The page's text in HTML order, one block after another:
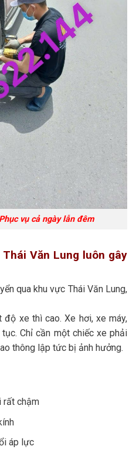
vụ cả ngày lẫn đêm
Văn Lung luôn gây
qua khu vực Thái Văn Lung,
xe thì cao. Xe hơi, xe máy,
Chỉ cần một chiếc xe phải
thông lập tức bị ảnh hưởng.
rất chậm
áp lực